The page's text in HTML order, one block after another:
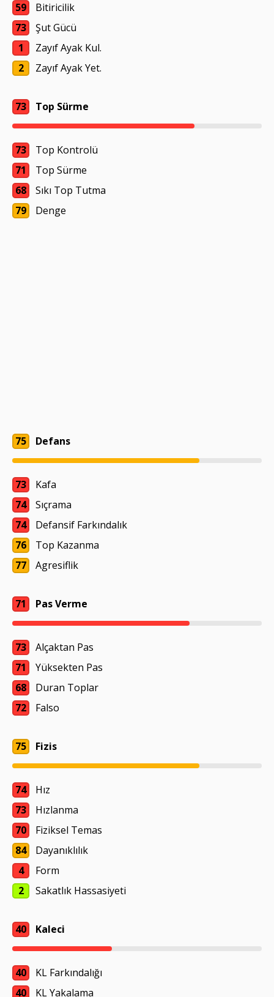
59
Bitiricilik
73
Şut Gücü
1
Zayıf Ayak Kul.
2
Zayıf Ayak Yet.
73 Top Sürme
73
Top Kontrolü
71
Top Sürme
68
Sıkı Top Tutma
79
Denge
75 Defans
73
Kafa
74
Sıçrama
74
Defansif Farkındalık
76
Top Kazanma
77
Agresiflik
71 Pas Verme
73
Alçaktan Pas
71
Yüksekten Pas
68
Duran Toplar
72
Falso
75 Fizis
74
Hız
73
Hızlanma
70
Fiziksel Temas
84
Dayanıklılık
4
Form
2
Sakatlık Hassasiyeti
40 Kaleci
40
KL Farkındalığı
40
KL Yakalama